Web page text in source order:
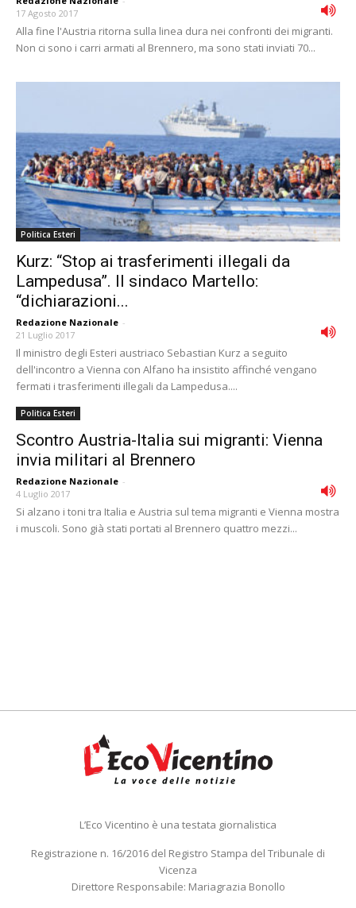
17 Agosto 2017
Alla fine l'Austria ritorna sulla linea dura nei confronti dei migranti.
Non ci sono i carri armati al Brennero, ma sono stati inviati 70...
Politica Esteri
Kurz: “Stop ai trasferimenti illegali da
Lampedusa”. Il sindaco Martello:
“dichiarazioni...
Redazione Nazionale -
21 Luglio 2017
Il ministro degli Esteri austriaco Sebastian Kurz a seguito
dell'incontro a Vienna con Alfano ha insistito affinché vengano
fermati i trasferimenti illegali da Lampedusa....
Politica Esteri
Scontro Austria-Italia sui migranti: Vienna
invia militari al Brennero
Redazione Nazionale -
4 Luglio 2017
Si alzano i toni tra Italia e Austria sul tema migranti e Vienna mostra
i muscoli. Sono già stati portati al Brennero quattro mezzi...
L’Eco Vicentino è una testata giornalistica
Registrazione n. 16/2016 del Registro Stampa del Tribunale di
Vicenza
Direttore Responsabile: Mariagrazia Bonollo